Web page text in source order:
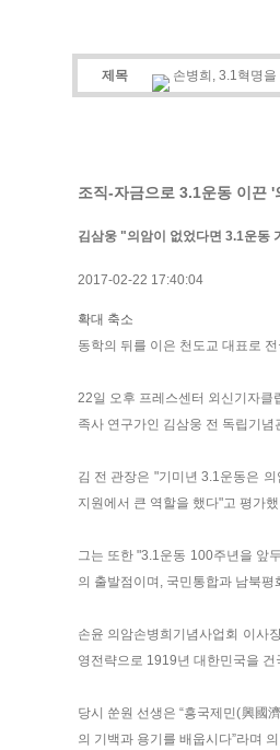
제목 손병희, 3.1혁명을
조직-자금으로 3.1운동 이끈
김삼웅 "의암이 없었다면 3.1운동
2017-02-22 17:40:04
확대 축소
동학의 뒤를 이은 천도교 대표로
22일 오후 프레스센터 외신기자클
족사 연구가인 김삼웅 전 독립기념
김 전 관장은 "기미년 3.1운동은
지원에서 큰 역할을 했다"고 평가
그는 또한 "3.1운동 100주년을 앞
의 출발점이며, 국민통합과 남북
손윤 의암손병희기념사업회 이사
영전략으로 1919년 대한민국을
당시 쑨원 선생은 “흥국제민(興國
의 기백과 용기를 배웁시다”라며